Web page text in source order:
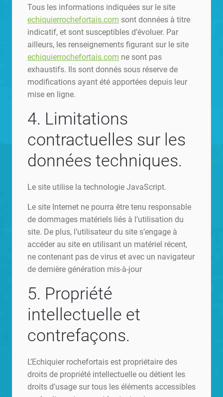
Tous les informations indiquées sur le site
echiquierrochefortais.com sont données à titre
indicatif, et sont susceptibles d’évoluer. Par
ailleurs, les renseignements figurant sur le site
echiquierrochefortais.com ne sont pas
exhaustifs. Ils sont donnés sous réserve de
modifications ayant été apportées depuis leur
mise en ligne.
4. Limitations
contractuelles sur les
données techniques.
Le site utilise la technologie JavaScript.
Le site Internet ne pourra être tenu responsable
de dommages matériels liés à l’utilisation du
site. De plus, l’utilisateur du site s’engage à
accéder au site en utilisant un matériel récent,
ne contenant pas de virus et avec un navigateur
de dernière génération mis-à-jour
5. Propriété
intellectuelle et
contrefaçons.
L’Echiquier rochefortais est propriétaire des
droits de propriété intellectuelle ou détient les
droits d’usage sur tous les éléments accessibles